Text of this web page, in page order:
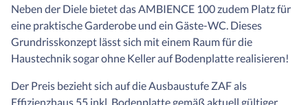
Neben der Diele bietet das AMBIENCE 100 zudem Platz für
eine praktische Garderobe und ein Gäste-WC. Dieses
Grundrisskonzept lässt sich mit einem Raum für die
Haustechnik sogar ohne Keller auf Bodenplatte realisieren!
Der Preis bezieht sich auf die Ausbaustufe ZAF als
Effizienzhaus 55 inkl. Bodenplatte gemäß aktuell gültiger